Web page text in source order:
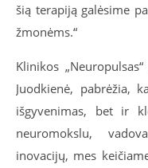
šią terapiją galėsime
žmonėms.“
Klinikos
Juodkienė, pabrėžia,
išgyvenimas, bet ir
neuromokslu,
inovacijų, mes